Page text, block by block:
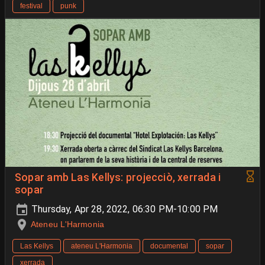
festival punk
Sopar amb Las Kellys: projecciò, xerrada i
sopar
Thursday, Apr 28, 2022, 06:30 PM-10:00 PM
Ateneu L'Harmonia
Las Kellys ateneu L'Harmonia documental
sopar
xerrada